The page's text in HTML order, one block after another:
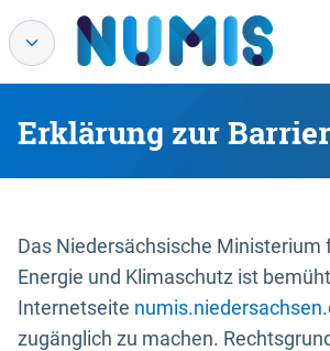
Erklärung zur
Das Niedersächsische Ministerium
Energie und Klimaschutz ist
Internetseite
zugänglich zu machen.